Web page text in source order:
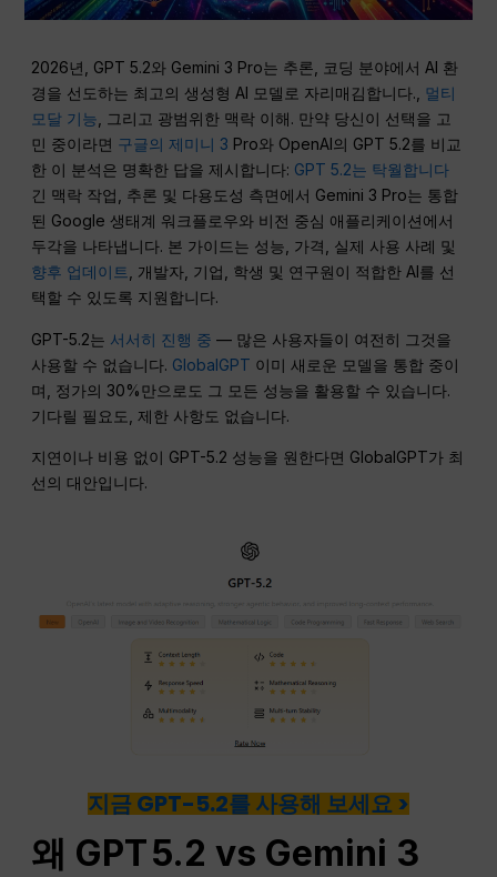
2026년, GPT 5.2와 Gemini 3 Pro는 추론, 코딩 분야에서 AI 환
경을 선도하는 최고의 생성형 AI 모델로 자리매김합니다., 멀티
모달 기능 , 그리고 광범위한 맥락 이해. 만약 당신이 선택을 고
민 중이라면 구글의 제미니 3 Pro와 OpenAI의 GPT 5.2를 비교
한 이 분석은 명확한 답을 제시합니다: GPT 5.2는 탁월합니다
긴 맥락 작업, 추론 및 다용도성 측면에서 Gemini 3 Pro는 통합
된 Google 생태계 워크플로우와 비전 중심 애플리케이션에서
두각을 나타냅니다. 본 가이드는 성능, 가격, 실제 사용 사례 및
향후 업데이트
, 개발자, 기업, 학생 및 연구원이 적합한 AI를 선
택할 수 있도록 지원합니다.
GPT-5.2는 서서히 진행 중 — 많은 사용자들이 여전히 그것을
사용할 수 없습니다. GlobalGPT 이미 새로운 모델을 통합 중이
며, 정가의 30%만으로도 그 모든 성능을 활용할 수 있습니다.
기다릴 필요도, 제한 사항도 없습니다.
지연이나 비용 없이 GPT-5.2 성능을 원한다면 GlobalGPT가 최
선의 대안입니다.
지금 GPT-5.2를 사용해 보세요 >
왜 GPT5.2 vs Gemini 3